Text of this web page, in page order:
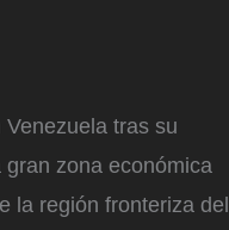
tras su
zona económica
la región fronteriza del